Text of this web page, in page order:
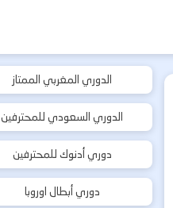
الدوري المغربي الممتاز
الدوري السعودي للمحترفين
دوري أدنوك للمحترفين
دوري أبطال اوروبا